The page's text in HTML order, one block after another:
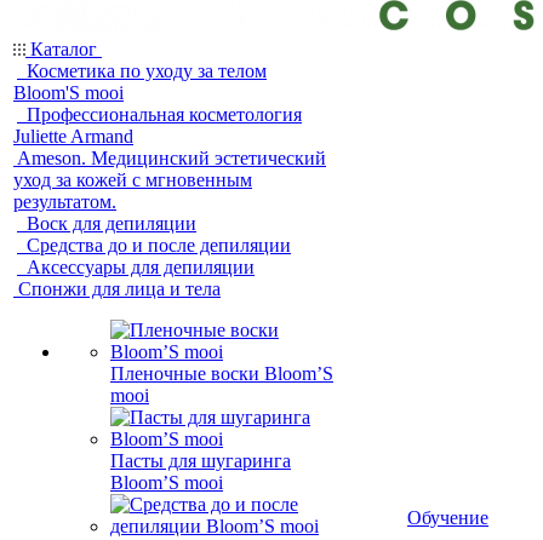
Каталог
Косметика по уходу за телом
Bloom'S mooi
Профессиональная косметология
Juliette Armand
Ameson. Медицинский эстетический
уход за кожей с мгновенным
результатом.
Воск для депиляции
Средства до и после депиляции
Аксессуары для депиляции
Спонжи для лица и тела
Пленочные воски Bloom’S
mooi
Пасты для шугаринга
Bloom’S mooi
Обучение